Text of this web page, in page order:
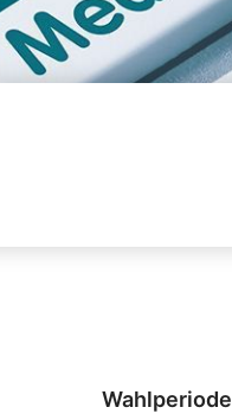
Wahlperiode